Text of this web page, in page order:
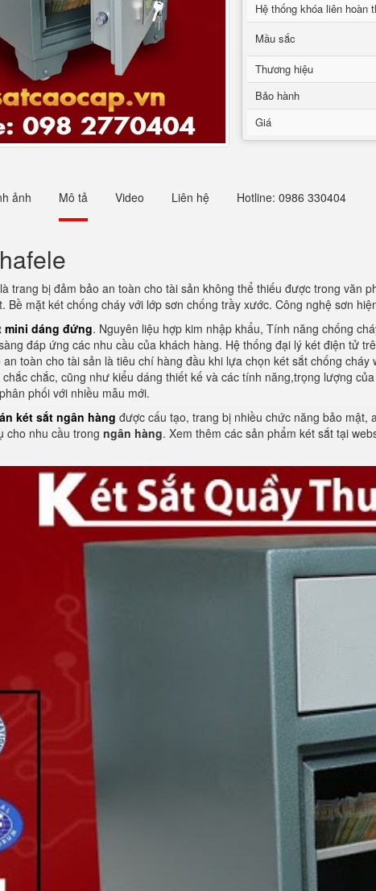
Hệ thống khóa liên hoàn
Mầu sắc
Thương hiệu
Bảo hành
Giá
ảnh Mô tả Video Liên hệ Hotline: 0986 330404
trang bị đảm bảo an toàn cho tài sản không thể thiếu được trong văn
Bề mặt két chống cháy với lớp sơn chống trầy xước. Công nghệ sơn
mini dáng đứng. Nguyên liệu hợp kim nhập khẩu, Tính năng chống
đáp ứng các nhu cầu của khách hàng. Hệ thống đại lý két điện tử
toàn cho tài sản là tiêu chí hàng đầu khi lựa chọn két sắt chống
chắc, cũng như kiểu dáng thiết kế và các tính năng,trọng lượng
phối với nhiều mẫu mới.
két sắt ngân hàng được cấu tạo, trang bị nhiều chức năng bảo
cho nhu cầu trong ngân hàng. Xem thêm các sản phẩm két sắt tại